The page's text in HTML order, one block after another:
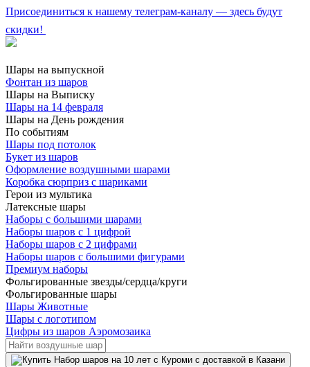
Присоединиться к нашему телеграм-каналу — здесь будут
скидки!
Шары на выпускной
Фонтан из шаров
Шары на Выписку
Шары на 14 февраля
Шары на День рождения
По событиям
Шары под потолок
Букет из шаров
Оформление воздушными шарами
Коробка сюрприз с шариками
Герои из мультика
Латексные шары
Наборы с большими шарами
Наборы шаров с 1 цифрой
Наборы шаров с 2 цифрами
Наборы шаров с большими фигурами
Премиум наборы
Фольгированные звезды/сердца/круги
Фольгированные шары
Шары Животные
Шары с логотипом
Цифры из шаров Аэромозаика